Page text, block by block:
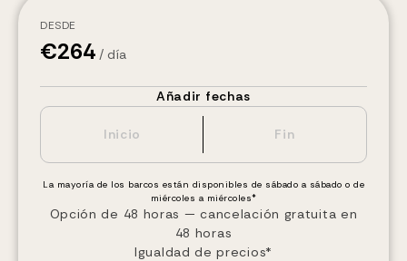
DESDE
€264 / día
Añadir fechas
La mayoría de los barcos están disponibles de sábado a sábado o de
miércoles a miércoles*
Opción de 48 horas — cancelación gratuita en
48 horas
Igualdad de precios*